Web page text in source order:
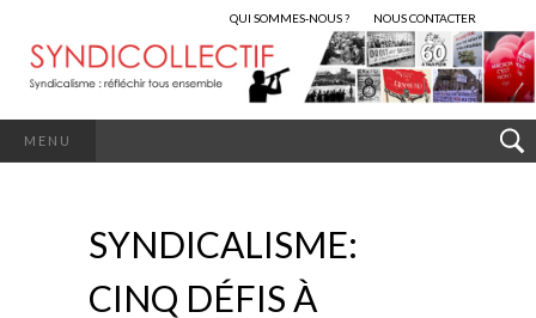
QUI SOMMES-NOUS ? NOUS CONTACTER
MENU
SYNDICALISME:
CINQ DÉFIS À